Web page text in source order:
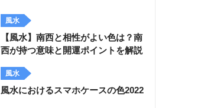
風水
【風水】南西と相性がよい色は？南
西が持つ意味と開運ポイントを解説
風水
風水におけるスマホケースの色2022